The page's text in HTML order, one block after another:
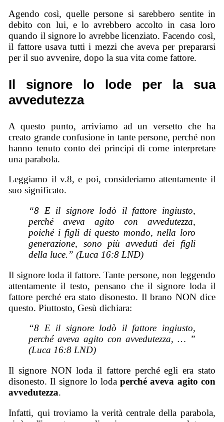
Agendo così, quelle persone si sarebbero sentite in
debito con lui, e lo avrebbero accolto in casa loro
quando il signore lo avrebbe licenziato. Facendo così,
il fattore usava tutti i mezzi che aveva per prepararsi
per il suo avvenire, dopo la sua vita come fattore.
Il signore lo lode per la sua
avvedutezza
A questo punto, arriviamo ad un versetto che ha
creato grande confusione in tante persone, perché non
hanno tenuto conto dei principi di come interpretare
una parabola.
Leggiamo il v.8, e poi, consideriamo attentamente il
suo significato.
“8 E il signore lodò il fattore ingiusto,
perché aveva agito con avvedutezza,
poiché i figli di questo mondo, nella loro
generazione, sono più avveduti dei figli
della luce.” (Luca 16:8 LND)
Il signore loda il fattore. Tante persone, non leggendo
attentamente il testo, pensano che il signore loda il
fattore perché era stato disonesto. Il brano NON dice
questo. Piuttosto, Gesù dichiara:
“8 E il signore lodò il fattore ingiusto,
perché aveva agito con avvedutezza, … ”
(Luca 16:8 LND)
Il signore NON loda il fattore perché egli era stato
disonesto. Il signore lo lodaperché aveva agito con
avvedutezza.
Infatti, qui troviamo la verità centrale della parabola,